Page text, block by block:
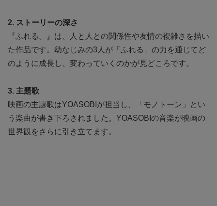
2. ストーリーの深さ
『ふれる。』は、人と人との関係性や友情の複雑さを描い
た作品です。幼なじみの3人が「ふれる」の力を通じてど
のように成長し、変わっていくのかが見どころです。
3. 主題歌
映画の主題歌はYOASOBIが担当し、「モノトーン」とい
う楽曲が書き下ろされました。YOASOBIの音楽が映画の
世界観をさらに引き立てます。